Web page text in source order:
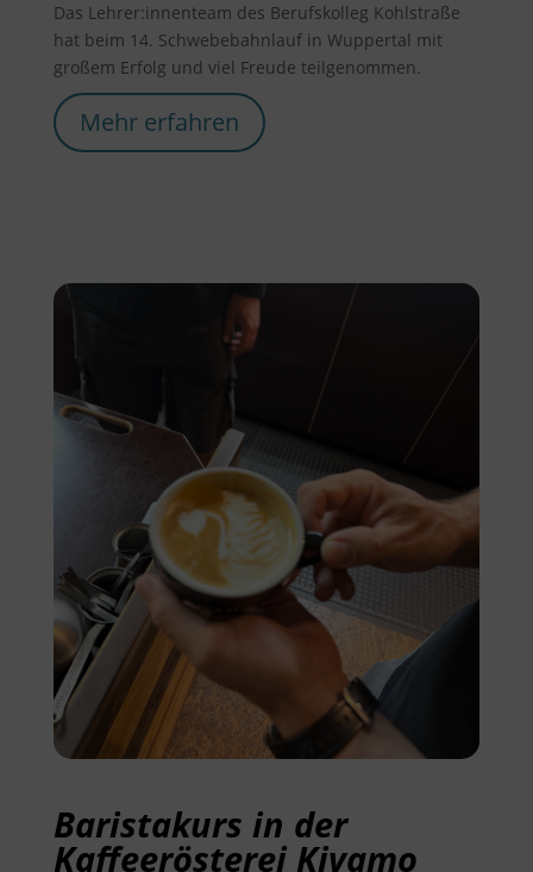
Das Lehrer:innenteam des Berufskolleg Kohlstraße
hat beim 14. Schwebebahnlauf in Wuppertal mit
großem Erfolg und viel Freude teilgenommen.
Mehr erfahren
Baristakurs in der
Kaffeerösterei Kivamo